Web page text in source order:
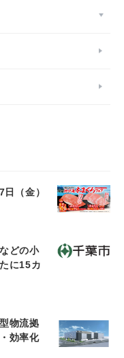
（金）
どの小
に15カ
物流拠
効率化